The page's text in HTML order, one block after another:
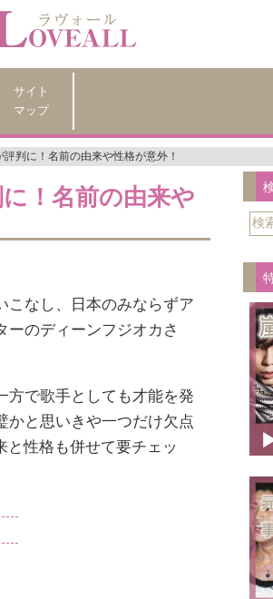
サイト
マップ
判に！名前の由来や性格が意外！
！名前の由来や
こなし、日本のみならずア
ーのディーンフジオカさ
方で歌手としても才能を発
かと思いきや一つだけ欠点
性格も併せて要チェッ